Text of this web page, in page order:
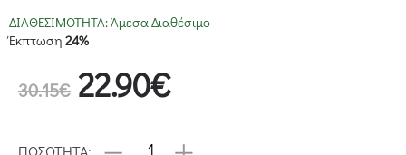
ΔΙΑΘΕΣΙΜΟΤΗΤΑ:Άμεσα Διαθέσιμο
Έκπτωση 24%
30.15€ 22.90€